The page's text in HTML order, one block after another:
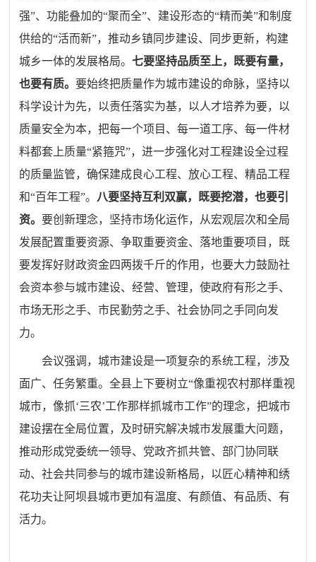
强”、功能叠加的“聚而全”、建设形态的“精而美”和制度
供给的“活而新”，推动乡镇同步建设、同步更新，构建
城乡一体的发展格局。七要坚持品质至上，既要有量，
也要有质。要始终把质量作为城市建设的命脉，坚持以
科学设计为先，以责任落实为基，以人才培养为要，以
质量安全为本，把每一个项目、每一道工序、每一件材
料都套上质量“紧箍咒”，进一步强化对工程建设全过程
的质量监管，确保建成良心工程、放心工程、精品工程
和“百年工程”。 八要坚持互利双赢，既要挖潜，也要引
资。要创新理念，坚持市场化运作，从宏观层次和全局
发展配置重要资源、争取重要资金、落地重要项目，既
要发挥好财政资金四两拨千斤的作用，也要大力鼓励社
会资本参与城市建设、经营、管理，使政府有形之手、
市场无形之手、市民勤劳之手、社会协同之手同向发
力。
会议强调，城市建设是一项复杂的系统工程，涉及
面广、任务繁重。全县上下要树立“像重视农村那样重视
城市，像抓‘三农’工作那样抓城市工作”的理念，把城市
建设摆在全局位置，及时研究解决城市发展重大问题，
推动形成党委统一领导、党政齐抓共管、部门协同联
动、社会共同参与的城市建设新格局，以匠心精神和绣
花功夫让阿坝县城市更加有温度、有颜值、有品质、有
活力。